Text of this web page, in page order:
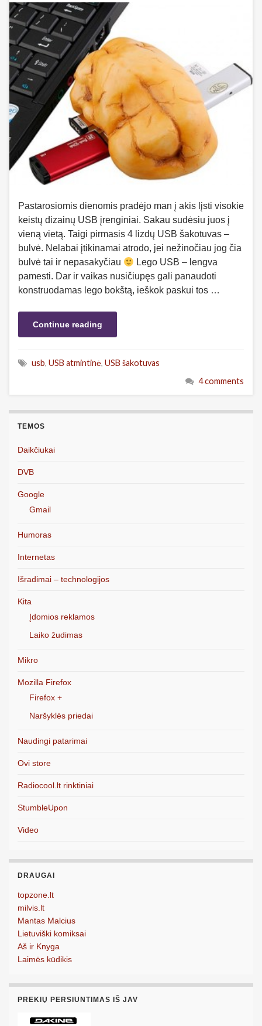
Pastarosiomis dienomis pradėjo man į akis lįsti visokie
keistų dizainų USB įrenginiai. Sakau sudėsiu juos į
vieną vietą. Taigi pirmasis 4 lizdų USB šakotuvas –
bulvė. Nelabai įtikinamai atrodo, jei nežinočiau jog čia
bulvė tai ir nepasakyčiau
Lego USB – lengva
pamesti. Dar ir vaikas nusičiupęs gali panaudoti
konstruodamas lego bokštą, ieškok paskui tos …
Continue reading
usb, USB atmintinė, USB šakotuvas
4 comments
TEMOS
Daikčiukai
DVB
Google
Gmail
Humoras
Internetas
Išradimai – technologijos
Kita
Įdomios reklamos
Laiko žudimas
Mikro
Mozilla Firefox
Firefox +
Naršyklės priedai
Naudingi patarimai
Ovi store
Radiocool.lt rinktiniai
StumbleUpon
Video
DRAUGAI
topzone.lt
milvis.lt
Mantas Malcius
Lietuviški komiksai
Aš ir Knyga
Laimės kūdikis
PREKIŲ PERSIUNTIMAS IŠ JAV